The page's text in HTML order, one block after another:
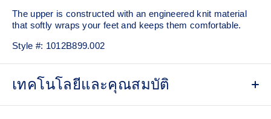
The upper is constructed with an engineered knit material
that softly wraps your feet and keeps them comfortable.
Style #: 1012B899.002
เทคโนโลยีและคุณสมบัติ